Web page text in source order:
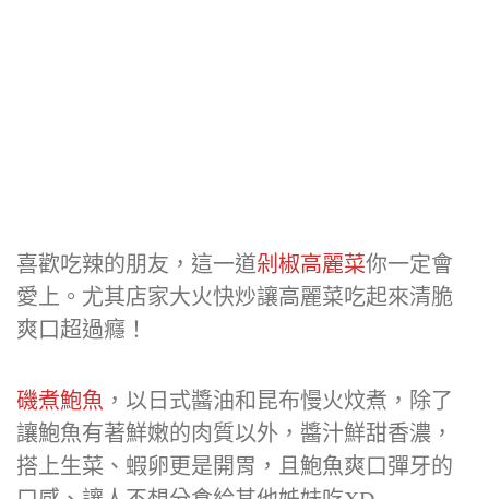
喜歡吃辣的朋友，這一道剁椒高麗菜你一定會
愛上。尤其店家大火快炒讓高麗菜吃起來清脆
爽口超過癮！
磯煮鮑魚 ，以日式醬油和昆布慢火炆煮，除了
讓鮑魚有著鮮嫩的肉質以外，醬汁鮮甜香濃，
搭上生菜、蝦卵更是開胃，且鮑魚爽口彈牙的